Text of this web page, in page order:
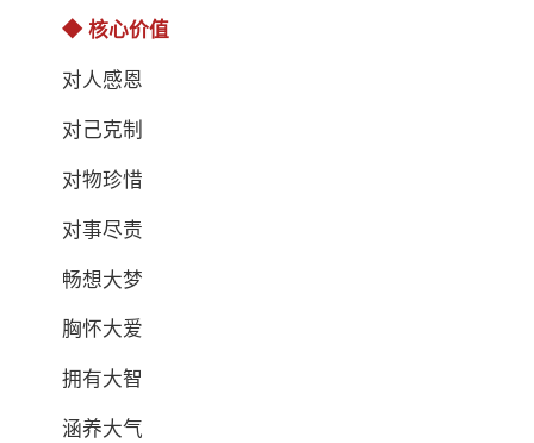
◆ 核心价值
对人感恩
对己克制
对物珍惜
对事尽责
畅想大梦
胸怀大爱
拥有大智
涵养大气